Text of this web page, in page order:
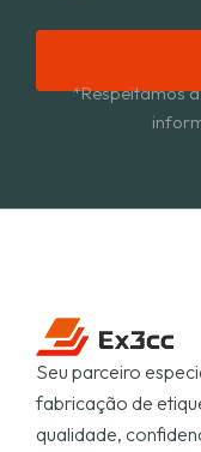
*Respeitamos
Seu parceiro
fabricação de
qualidade,